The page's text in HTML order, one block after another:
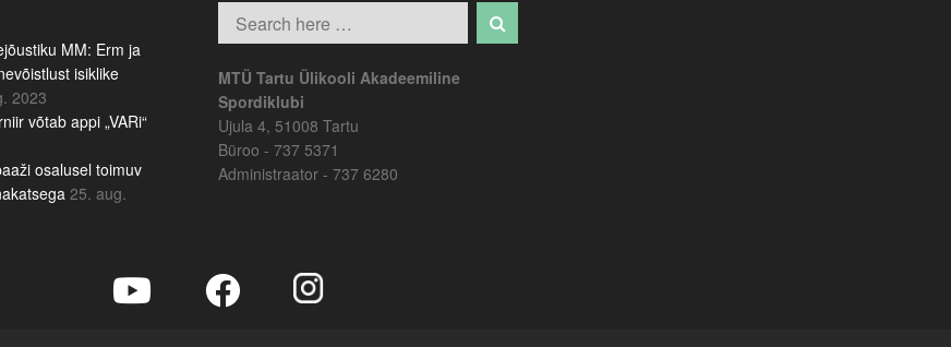
MM: Erm ja
isiklike
2023
võtab appi „VARi“
osalusel toimuv
25. aug.
MTÜ Tartu Ülikooli Akadeemiline
Spordiklubi
Ujula 4, 51008 Tartu
Büroo - 737 5371
Administraator - 737 6280